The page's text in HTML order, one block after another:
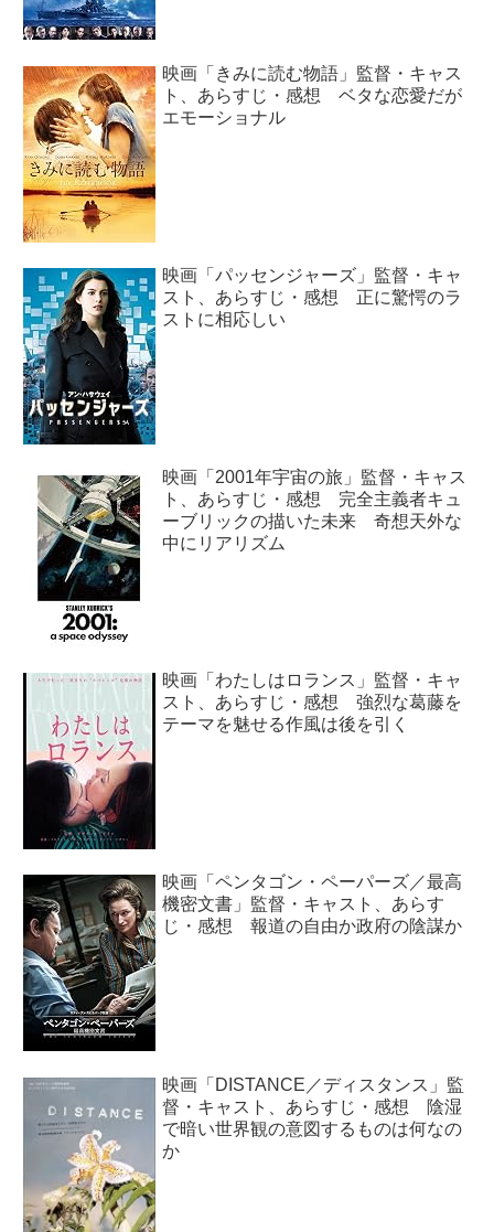
映画「きみに読む物語」監督・キャス
ト、あらすじ・感想 ベタな恋愛だが
エモーショナル
映画「パッセンジャーズ」監督・キャ
スト、あらすじ・感想 正に驚愕のラ
ストに相応しい
映画「2001年宇宙の旅」監督・キャス
ト、あらすじ・感想 完全主義者キュ
ーブリックの描いた未来 奇想天外な
中にリアリズム
映画「わたしはロランス」監督・キャ
スト、あらすじ・感想 強烈な葛藤を
テーマを魅せる作風は後を引く
映画「ペンタゴン・ペーパーズ／最高
機密文書」監督・キャスト、あらす
じ・感想 報道の自由か政府の陰謀か
映画「DISTANCE／ディスタンス」監
督・キャスト、あらすじ・感想 陰湿
で暗い世界観の意図するものは何なの
か